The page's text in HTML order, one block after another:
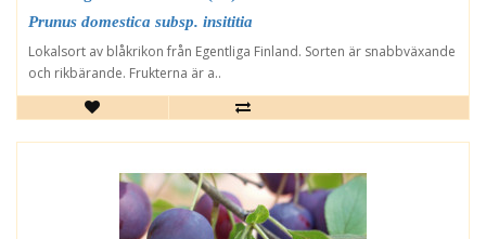
Prunus domestica subsp. insititia
Lokalsort av blåkrikon från Egentliga Finland. Sorten är snabbväxande
och rikbärande. Frukterna är a..